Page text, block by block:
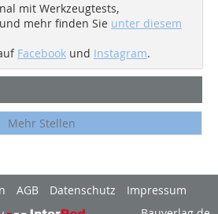
mit Werkzeugtests,
mehr finden Sie unter diesem
Facebook und Instagram.
Mehr Stellen
AGB Datenschutz
Impressum